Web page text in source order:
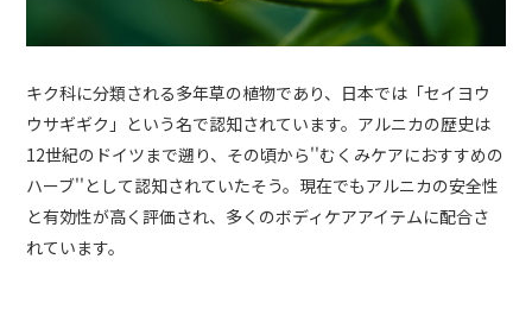
キク科に分類される多年草の植物であり、日本では「セイヨウ
ウサギギク」という名で認知されています。アルニカの歴史は
12世紀のドイツまで遡り、その頃から''むくみケアにおすすめの
ハーブ''として認知されていたそう。現在でもアルニカの安全性
と有効性が高く評価され、多くのボディケアアイテムに配合さ
れています。